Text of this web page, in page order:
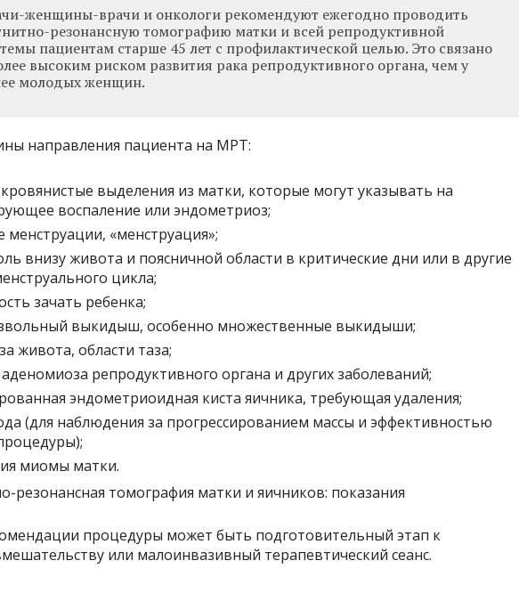
женщины-врачи и онкологи рекомендуют ежегодно проводить
резонансную томографию матки и всей репродуктивной
пациентам старше 45 лет с профилактической целью. Это связано
высоким риском развития рака репродуктивного органа, чем у
молодых женщин.
направления пациента на МРТ:
выделения из матки, которые могут указывать на
воспаление или эндометриоз;
менструации, «менструация»;
внизу живота и поясничной области в критические дни или в другие
цикла;
зачать ребенка;
выкидыш, особенно множественные выкидыши;
живота, области таза;
репродуктивного органа и других заболеваний;
эндометриоидная киста яичника, требующая удаления;
(для наблюдения за прогрессированием массы и эффективностью
миомы матки.
процедуры может быть подготовительный этап к
или малоинвазивный терапевтический сеанс.